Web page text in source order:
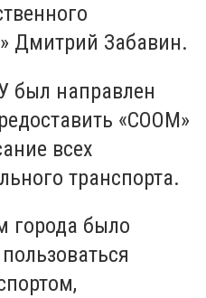
Дмитрий Забавин.
был направлен
«СООМ»
всех
транспорта.
города было